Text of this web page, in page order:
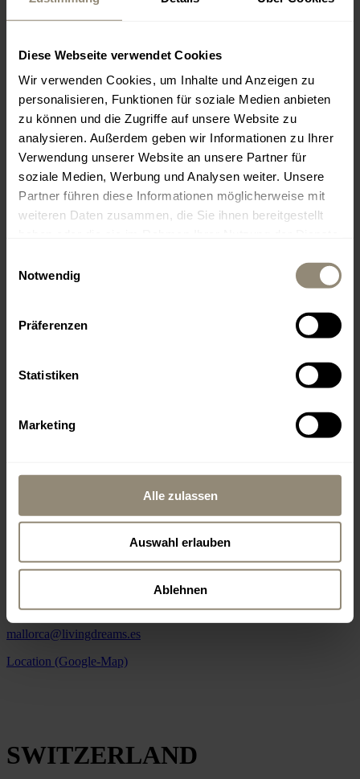
Diese Webseite verwendet Cookies
Wir verwenden Cookies, um Inhalte und Anzeigen zu
personalisieren, Funktionen für soziale Medien anbieten
zu können und die Zugriffe auf unsere Website zu
analysieren. Außerdem geben wir Informationen zu Ihrer
Verwendung unserer Website an unsere Partner für
soziale Medien, Werbung und Analysen weiter. Unsere
Partner führen diese Informationen möglicherweise mit
weiteren Daten zusammen, die Sie ihnen bereitgestellt
Notwendig
Präferenzen
Statistiken
Marketing
Alle zulassen
Auswahl erlauben
Ablehnen
Küche 12:30 bis 15:00 Uhr / 19:00 bis 22:30 Uhr
+34 659 008 739
restaurante19@livingdreams.es
Location (Google-Map)
www.livingdreams.eu
400 m Showroom & Signature Store Palma
Montag – Freitag 10 – 18 h
+34 971 178 415
mallorca@livingdreams.es
Location (Google-Map)
SWITZERLAND